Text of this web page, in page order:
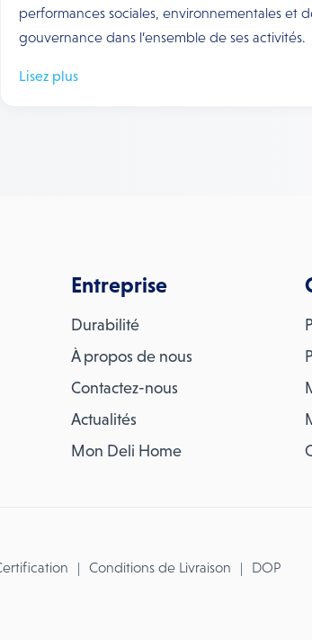
performances sociales, environnementales et
gouvernance dans l’ensemble de ses activités.
Lisez plus
Entreprise
Durabilité
À propos de nous
Contactez-nous
Actualités
Mon Deli Home
Conditions de Livraison
DOP